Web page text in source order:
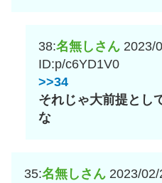
38:名無しさん 2023/
ID:p/c6YD1V0
>>34
それじゃ大前提とし
な
35:名無しさん 2023/